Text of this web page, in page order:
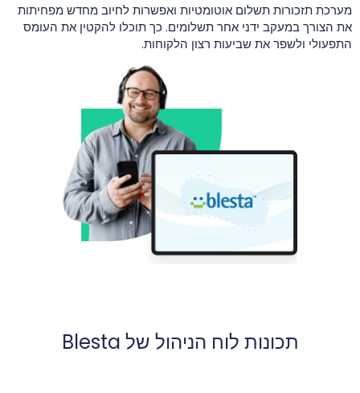
מערכת תזכורות תשלום אוטומטיות ואפשרות לחיוב מחדש מפחיתות
את הצורך במעקב ידני אחר תשלומים. כך תוכלו להקטין את העומס
התפעולי ולשפר את שביעות רצון הלקוחות.
תכונות לוח הניהול של Blesta